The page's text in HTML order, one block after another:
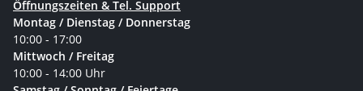
Öffnungszeiten & Tel. Support
Montag / Dienstag / Donnerstag
10:00 - 17:00
Mittwoch / Freitag
10:00 - 14:00 Uhr